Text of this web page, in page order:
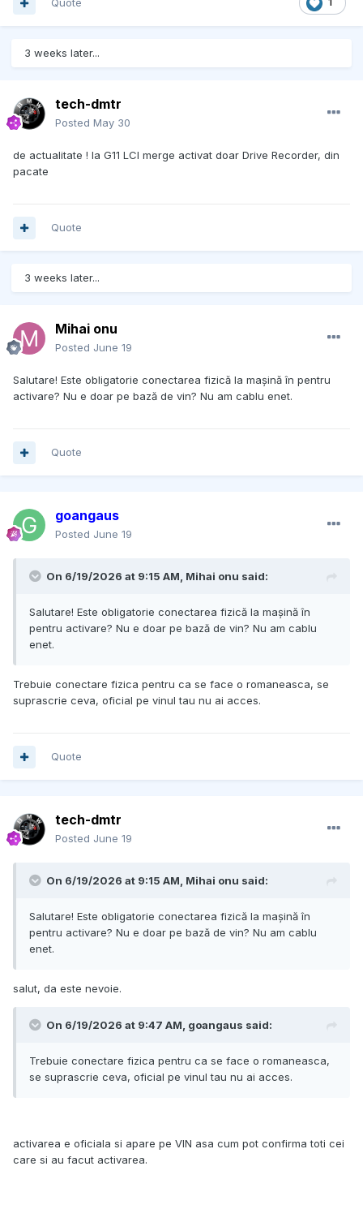
Quote
3 weeks later...
tech-dmtr
Posted May 30
de actualitate ! la G11 LCI merge activat doar Drive Recorder, din
pacate
Quote
3 weeks later...
Mihai onu
Posted June 19
Salutare! Este obligatorie conectarea fizică la mașină în pentru
activare? Nu e doar pe bază de vin? Nu am cablu enet.
Quote
goangaus
Posted June 19
On 6/19/2026 at 9:15 AM, Mihai onu said:
Salutare! Este obligatorie conectarea fizică la mașină în
pentru activare? Nu e doar pe bază de vin? Nu am cablu
enet.
Trebuie conectare fizica pentru ca se face o romaneasca, se
suprascrie ceva, oficial pe vinul tau nu ai acces.
Quote
tech-dmtr
Posted June 19
On 6/19/2026 at 9:15 AM, Mihai onu said:
Salutare! Este obligatorie conectarea fizică la mașină în
pentru activare? Nu e doar pe bază de vin? Nu am cablu
enet.
salut, da este nevoie.
On 6/19/2026 at 9:47 AM, goangaus said:
Trebuie conectare fizica pentru ca se face o romaneasca,
se suprascrie ceva, oficial pe vinul tau nu ai acces.
activarea e oficiala si apare pe VIN asa cum pot confirma toti cei
care si au facut activarea.